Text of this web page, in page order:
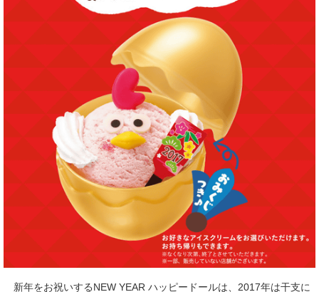
新年をお祝いするNEW YEAR ハッピードールは、2017年は干支に